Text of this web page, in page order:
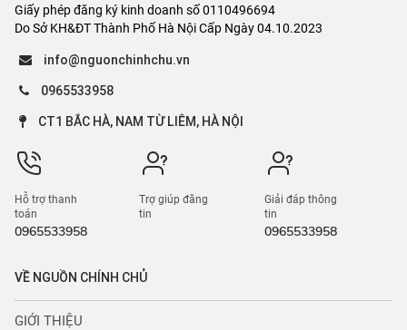
Giấy phép đăng ký kinh doanh số 0110496694
Do Sở KH&ĐT Thành Phố Hà Nội Cấp Ngày 04.10.2023
info@nguonchinhchu.vn
0965533958
CT1 BẮC HÀ, NAM TỪ LIÊM, HÀ NỘI
Hỗ trợ thanh
toán
0965533958
Trợ giúp đăng
tin
Giải đáp thông
tin
0965533958
VỀ NGUỒN CHÍNH CHỦ
GIỚI THIỆU